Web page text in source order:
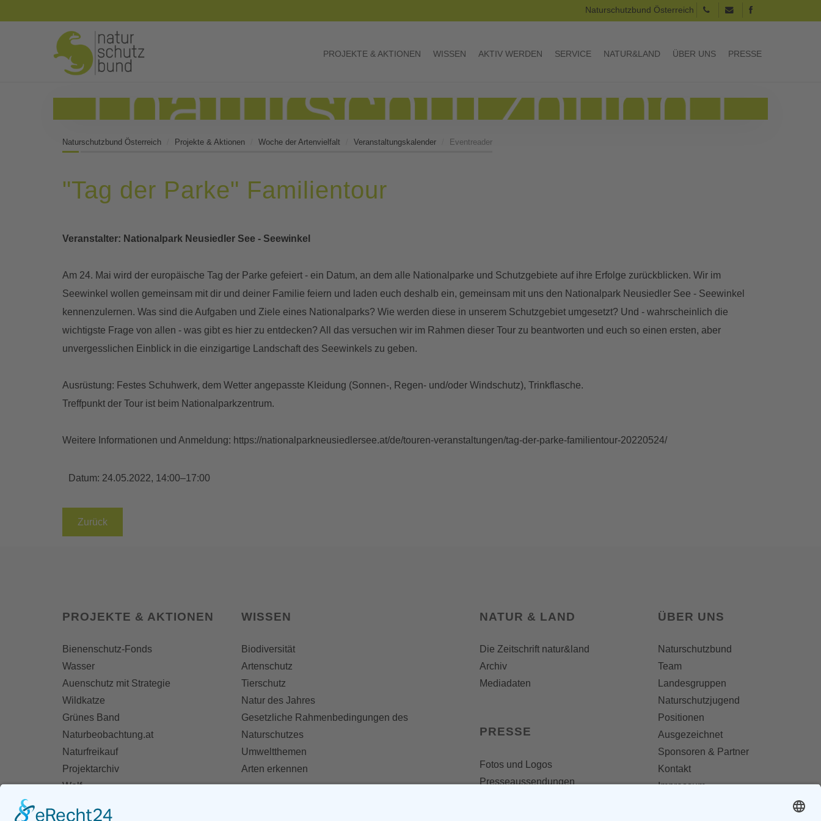
Naturschutzbund Österreich
PROJEKTE & AKTIONEN WISSEN AKTIV WERDEN SERVICE NATUR&LAND ÜBER UNS PRESSE
Naturschutzbund Österreich Projekte & Aktionen Woche der Artenvielfalt Veranstaltungskalender Eventreader
"Tag der Parke" Familientour
Veranstalter: Nationalpark Neusiedler See - Seewinkel
Am 24. Mai wird der europäische Tag der Parke gefeiert - ein Datum, an dem alle Nationalparke und Schutzgebiete auf ihre Erfolge zurückblicken. Wir im
Seewinkel wollen gemeinsam mit dir und deiner Familie feiern und laden euch deshalb ein, gemeinsam mit uns den Nationalpark Neusiedler See - Seewinkel
kennenzulernen. Was sind die Aufgaben und Ziele eines Nationalparks? Wie werden diese in unserem Schutzgebiet umgesetzt? Und - wahrscheinlich die
wichtigste Frage von allen - was gibt es hier zu entdecken? All das versuchen wir im Rahmen dieser Tour zu beantworten und euch so einen ersten, aber
unvergesslichen Einblick in die einzigartige Landschaft des Seewinkels zu geben.
Ausrüstung: Festes Schuhwerk, dem Wetter angepasste Kleidung (Sonnen-, Regen- und/oder Windschutz), Trinkflasche.
Treffpunkt der Tour ist beim Nationalparkzentrum.
Weitere Informationen und Anmeldung: https://nationalparkneusiedlersee.at/de/touren-veranstaltungen/tag-der-parke-familientour-20220524/
Datum: 24.05.2022, 14:00–17:00
Zurück
PROJEKTE & AKTIONEN
Bienenschutz-Fonds
Wasser
Auenschutz mit Strategie
Wildkatze
Grünes Band
Naturbeobachtung.at
Naturfreikauf
Projektarchiv
Wolf
WISSEN
Biodiversität
Artenschutz
Tierschutz
Natur des Jahres
Gesetzliche Rahmenbedingungen des
Naturschutzes
Umweltthemen
Arten erkennen
NATUR & LAND
Die Zeitschrift natur&land
Archiv
Mediadaten
PRESSE
Fotos und Logos
Presseaussendungen
ÜBER UNS
Naturschutzbund
Team
Landesgruppen
Naturschutzjugend
Positionen
Ausgezeichnet
Sponsoren & Partner
Kontakt
Impressum